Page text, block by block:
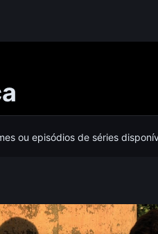
ou episódios de séries